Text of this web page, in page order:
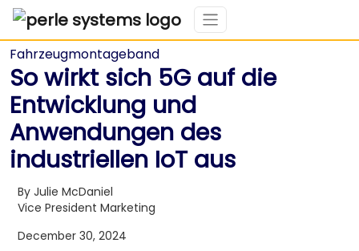
So wirkt sich 5G auf die
Entwicklung und
Anwendungen des
industriellen IoT aus
By Julie McDaniel
Vice President Marketing
December 30, 2024